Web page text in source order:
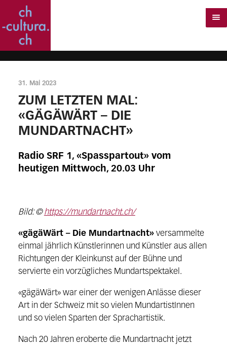
31. Mai 2023
ZUM LETZTEN MAL:
«GÄGÄWÄRT – DIE
MUNDARTNACHT»
Radio SRF 1, «Spasspartout» vom
heutigen Mittwoch, 20.03 Uhr
Bild: ©https://mundartnacht.ch/
«gägäWärt – Die Mundartnacht»versammelte
einmal jährlich Künstlerinnen und Künstler aus allen
Richtungen der Kleinkunst auf der Bühne und
servierte ein vorzügliches Mundartspektakel.
«gägäWärt» war einer der wenigen Anlässe dieser
Art in der Schweiz mit so vielen MundartistInnen
und so vielen Sparten der Sprachartistik.
Nach 20 Jahren eroberte die Mundartnacht jetzt